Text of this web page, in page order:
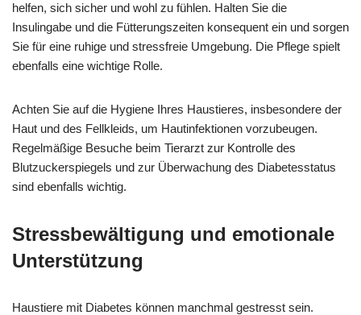
helfen, sich sicher und wohl zu fühlen. Halten Sie die
Insulingabe und die Fütterungszeiten konsequent ein und sorgen
Sie für eine ruhige und stressfreie Umgebung. Die Pflege spielt
ebenfalls eine wichtige Rolle.
Achten Sie auf die Hygiene Ihres Haustieres, insbesondere der
Haut und des Fellkleids, um Hautinfektionen vorzubeugen.
Regelmäßige Besuche beim Tierarzt zur Kontrolle des
Blutzuckerspiegels und zur Überwachung des Diabetesstatus
sind ebenfalls wichtig.
Stressbewältigung und emotionale
Unterstützung
Haustiere mit Diabetes können manchmal gestresst sein.